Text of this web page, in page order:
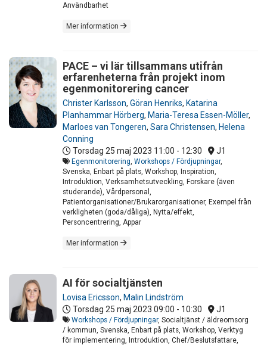
Användbarhet
Mer information
PACE – vi lär tillsammans utifrån
erfarenheterna från projekt inom
egenmonitorering cancer
Christer Karlsson, Göran Henriks, Katarina
Planhammar Hörberg, Maria-Teresa Essen-Möller,
Marloes van Tongeren, Sara Christensen, Helena
Conning
Torsdag 25 maj 2023 11:00 - 12:30 J1
Egenmonitorering Workshops / Fördjupningar,
Svenska, Enbart på plats, Workshop, Inspiration,
Introduktion, Verksamhetsutveckling, Forskare (även
studerande), Vårdpersonal,
Patientorganisationer/Brukarorganisationer, Exempel från
verkligheten (goda/dåliga), Nytta/effekt,
Personcentrering, Appar
Mer information
AI för socialtjänsten
Lovisa Ericsson, Malin Lindström
Torsdag 25 maj 2023 09:00 - 10:30 J1
Workshops / Fördjupningar, Socialtjänst / äldreomsorg
/ kommun, Svenska, Enbart på plats, Workshop, Verktyg
för implementering, Introduktion, Chef/Beslutsfattare,